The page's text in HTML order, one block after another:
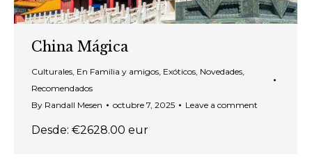
China Mágica
Culturales En Familia y amigos Exóticos Novedades
Recomendados
By Randall Mesen octubre 7, 2025 Leave a comment
Desde: €2628.00 eur